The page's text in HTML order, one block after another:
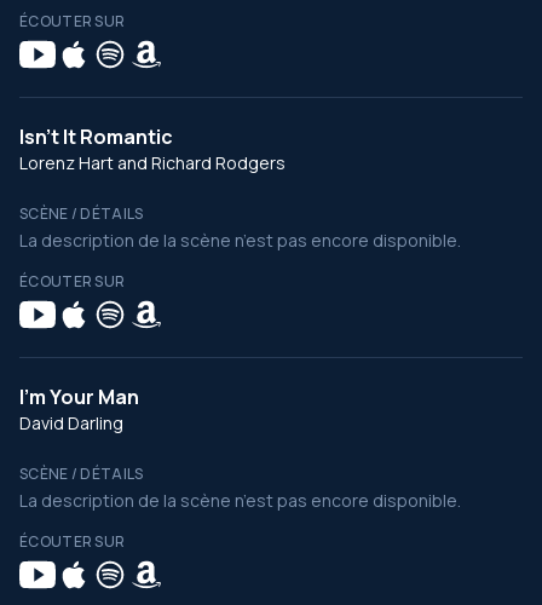
ÉCOUTER SUR
Isn't It Romantic
Lorenz Hart and Richard Rodgers
SCÈNE / DÉTAILS
La description de la scène n’est pas encore disponible.
ÉCOUTER SUR
I'm Your Man
David Darling
SCÈNE / DÉTAILS
La description de la scène n’est pas encore disponible.
ÉCOUTER SUR